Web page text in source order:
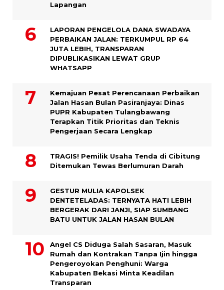
Lapangan
LAPORAN PENGELOLA DANA SWADAYA
PERBAIKAN JALAN: TERKUMPUL RP 64
JUTA LEBIH, TRANSPARAN
DIPUBLIKASIKAN LEWAT GRUP
WHATSAPP
Kemajuan Pesat Perencanaan Perbaikan
Jalan Hasan Bulan Pasiranjaya: Dinas
PUPR Kabupaten Tulangbawang
Terapkan Titik Prioritas dan Teknis
Pengerjaan Secara Lengkap
TRAGIS! Pemilik Usaha Tenda di Cibitung
Ditemukan Tewas Berlumuran Darah
GESTUR MULIA KAPOLSEK
DENTETELADAS: TERNYATA HATI LEBIH
BERGERAK DARI JANJI, SIAP SUMBANG
BATU UNTUK JALAN HASAN BULAN
Angel CS Diduga Salah Sasaran, Masuk
Rumah dan Kontrakan Tanpa Ijin hingga
Pengeroyokan Penghuni: Warga
Kabupaten Bekasi Minta Keadilan
Transparan